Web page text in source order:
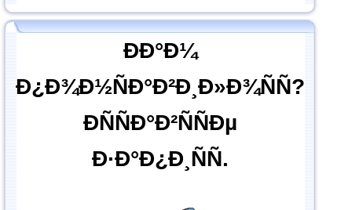
ÐÐ°Ð¼
Ð¿Ð¾Ð½ÑÐ°Ð²Ð¸Ð»Ð¾ÑÑ?
ÐÑÑÐ°Ð²ÑÑÐµ
Ð·Ð°Ð¿Ð¸ÑÑ.